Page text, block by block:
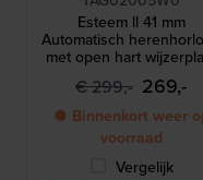
Esteem ll 41 mm
Automatisch
met open hart
€ 299,- 269,-
● Binnenkort weer
voorraad
Vergelijk